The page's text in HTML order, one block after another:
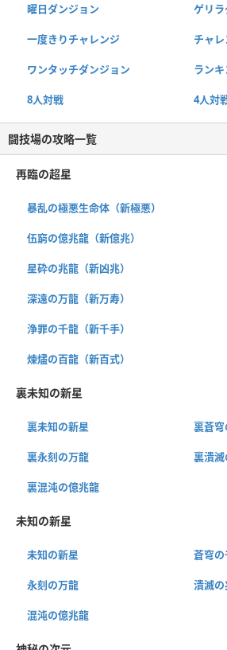
曜日ダンジョン ゲリ
一度きりチャレンジ チャ
ワンタッチダンジョン ラン
8人対戦 4人対
闘技場の攻略一覧
再臨の超星
暴乱の極悪生命体（新極悪）
伍窮の億兆龍（新億兆）
星砕の兆龍（新凶兆）
深遠の万龍（新万寿）
浄罪の千龍（新千手）
煉燼の百龍（新百式）
裏未知の新星
裏未知の新星 裏蒼
裏永刻の万龍 裏潰
裏混沌の億兆龍
未知の新星
未知の新星 蒼穹の
永刻の万龍 潰滅の
混沌の億兆龍